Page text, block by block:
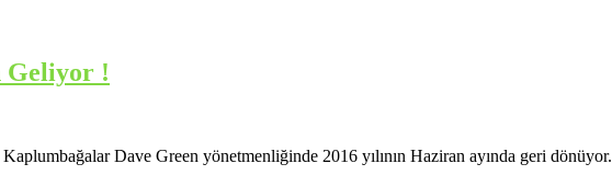
Geliyor !
Dave Green yönetmenliğinde 2016 yılının Haziran ayında geri dönüyor.